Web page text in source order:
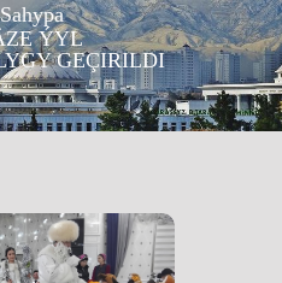
ÝYL
GEÇIRILDI